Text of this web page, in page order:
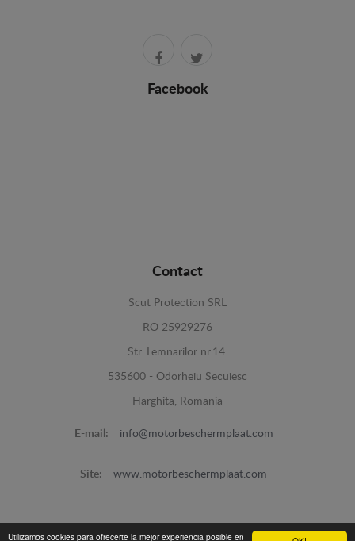
Utilizamos cookies para ofrecerte la mejor experiencia posible en
Facebook
Contact
Scut Protection SRL
RO 25929276
Str. Lemnarilor nr.14.
535600 - Odorheiu Secuiesc
Harghita, Romania
E-mail: info@motorbeschermplaat.com
Site: www.motorbeschermplaat.com